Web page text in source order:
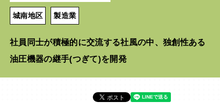
城南地区 製造業
社員同士が積極的に交流する社風の中、独創性ある
油圧機器の継手(つぎて)を開発